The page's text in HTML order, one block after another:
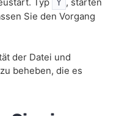
Y
Sie den Vorgang
der Datei und
beheben, die es